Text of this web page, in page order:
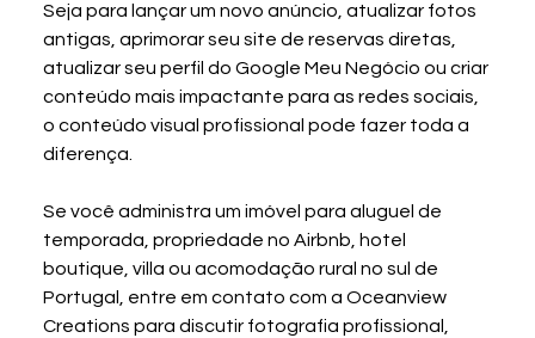
Seja para lançar um novo anúncio, atualizar fotos
antigas, aprimorar seu site de reservas diretas,
atualizar seu perfil do Google Meu Negócio ou criar
conteúdo mais impactante para as redes sociais,
o conteúdo visual profissional pode fazer toda a
diferença.
Se você administra um imóvel para aluguel de
temporada, propriedade no Airbnb, hotel
boutique, villa ou acomodação rural no sul de
Portugal, entre em contato com a Oceanview
Creations para discutir fotografia profissional,